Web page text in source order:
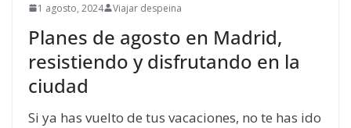
1 agosto, 2024 Viajar despeina
Planes de agosto en Madrid,
resistiendo y disfrutando en la
ciudad
Si ya has vuelto de tus vacaciones, no te has ido